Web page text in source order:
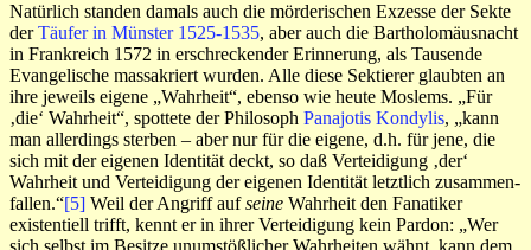
Natürlich standen damals auch die mörderischen Exzesse der Sekte
derTäufer in Münster 1525-1535, aber auch die Bartholomäusnacht
in Frankreich 1572 in erschreckender Erinnerung, als Tausende
Evangelische massakriert wurden. Alle diese Sektierer glaubten an
ihre jeweils eigene „Wahrheit“, ebenso wie heute Moslems. „Für
‚die‘ Wahrheit“, spottete der Philosoph Panajotis Kon­dylis, „kann
man aller­dings sterben – aber nur für die eigene, d.h. für jene, die
sich mit der eigenen Identität deckt, so daß Verteidi­gung ‚der‘
Wahrheit und Verteidigung der ei­ge­nen Identität letztlich zusammen­
fal­len.“[5] Weil der Angriff aufseine Wahr­heit den Fanatiker
existen­tiell trifft, kennt er in ihrer Vertei­di­gung kein Pardon: „Wer
sich selbst im Besitze un­um­stöß­li­cher Wahr­hei­ten wähnt, kann dem